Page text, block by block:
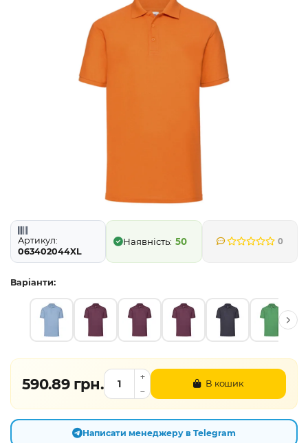
Артикул:
063402044XL
50 0
Варіанти:
590.89 грн. В кошик
Написати менеджеру в Telegram